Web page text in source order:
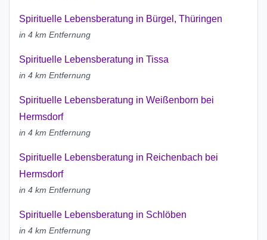
Spirituelle Lebensberatung in Bürgel, Thüringen
in 4 km Entfernung
Spirituelle Lebensberatung in Tissa
in 4 km Entfernung
Spirituelle Lebensberatung in Weißenborn bei
Hermsdorf
in 4 km Entfernung
Spirituelle Lebensberatung in Reichenbach bei
Hermsdorf
in 4 km Entfernung
Spirituelle Lebensberatung in Schlöben
in 4 km Entfernung